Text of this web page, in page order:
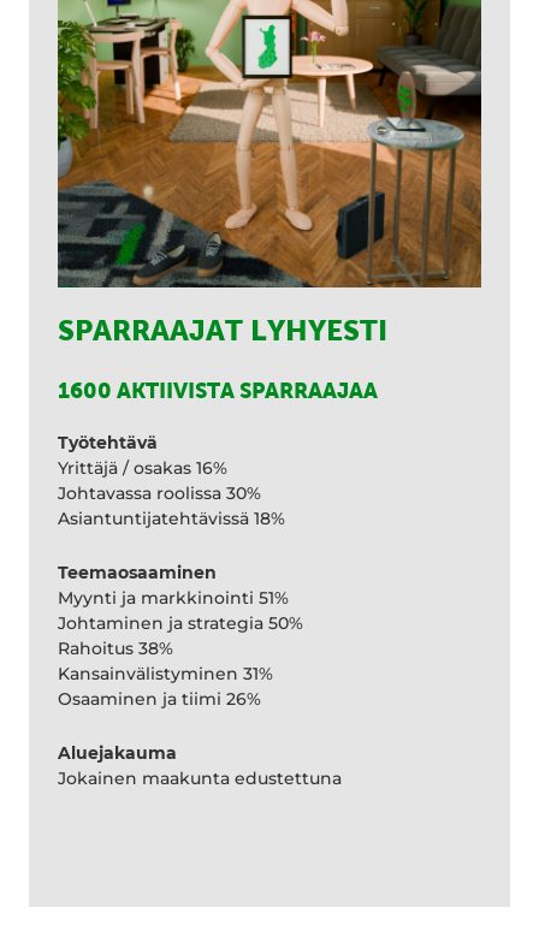
SPARRAAJAT LYHYESTI
1600 AKTIIVISTA SPARRAAJAA
Työtehtävä
Yrittäjä / osakas 16%
Johtavassa roolissa 30%
Asiantuntijatehtävissä 18%
Teemaosaaminen
Myynti ja markkinointi 51%
Johtaminen ja strategia 50%
Rahoitus 38%
Kansainvälistyminen 31%
Osaaminen ja tiimi 26%
Aluejakauma
Jokainen maakunta edustettuna